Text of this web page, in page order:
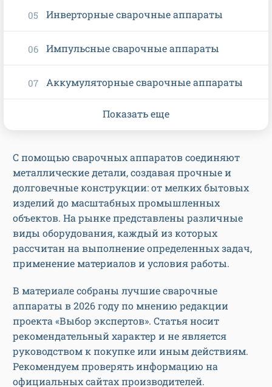
С помощью сварочных аппаратов соединяют
металлические детали, создавая прочные и
долговечные конструкции: от мелких бытовых
изделий до масштабных промышленных
объектов. На рынке представлены различные
виды оборудования, каждый из которых
рассчитан на выполнение определенных задач,
применение материалов и условия работы.
В материале собраны лучшие сварочные
аппараты в 2026 году по мнению редакции
проекта «Выбор экспертов». Статья носит
рекомендательный характер и не является
руководством к покупке или иным действиям.
Рекомендуем проверять информацию на
официальных сайтах производителей.
Инверторные сварочные аппараты
Импульсные сварочные аппараты
Аккумуляторные сварочные аппараты
Показать еще